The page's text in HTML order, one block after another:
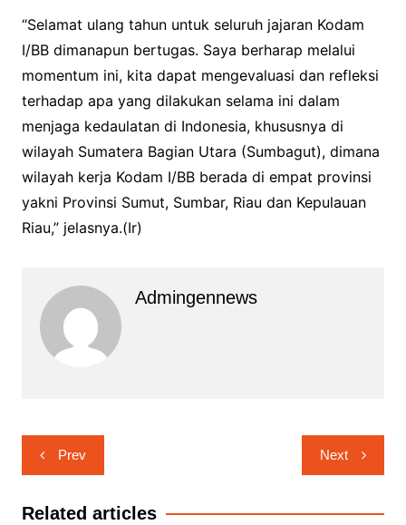
“Selamat ulang tahun untuk seluruh jajaran Kodam
I/BB dimanapun bertugas. Saya berharap melalui
momentum ini, kita dapat mengevaluasi dan refleksi
terhadap apa yang dilakukan selama ini dalam
menjaga kedaulatan di Indonesia, khususnya di
wilayah Sumatera Bagian Utara (Sumbagut), dimana
wilayah kerja Kodam I/BB berada di empat provinsi
yakni Provinsi Sumut, Sumbar, Riau dan Kepulauan
Riau,” jelasnya.(Ir)
Admingennews
Navigasi
pos
Prev Next
Related articles